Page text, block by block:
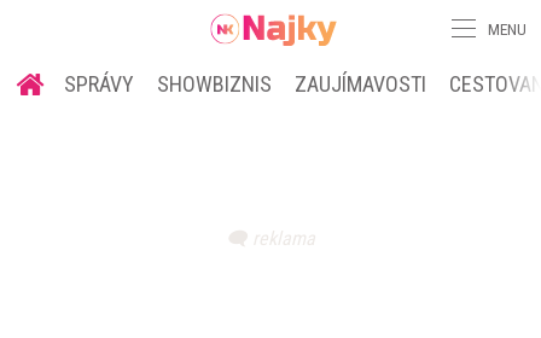
MENU
SPRÁVY SHOWBIZNIS ZAUJÍMAVOSTI